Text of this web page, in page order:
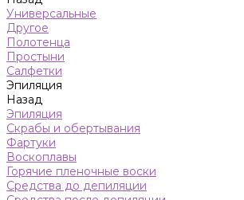
Универсальные
Другое
Полотенца
Простыни
Салфетки
Эпиляция
Назад
Эпиляция
Скрабы и обертывания
Фартуки
Воскоплавы
Горячие пленочные воски
Средства до депиляции